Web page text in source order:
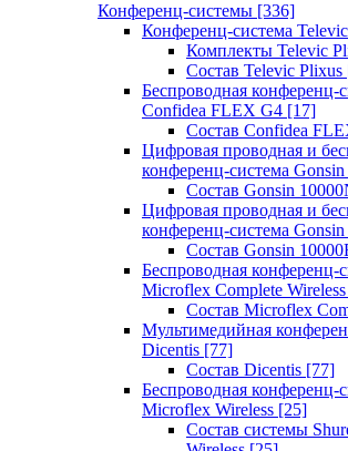
Конференц-системы [336]
Конференц-система
Комплекты Televic
Состав Televic Plixus
Беспроводная конференц-
Confidea FLEX G4 [17]
Состав Confidea
Цифровая проводная и
конференц-система
Состав Gonsin
Цифровая проводная и
конференц-система
Состав Gonsin
Беспроводная конференц-
Microflex Complete Wireless
Состав Microflex
Мультимедийная
Dicentis [77]
Состав Dicentis [77]
Беспроводная конференц-
Microflex Wireless [25]
Состав системы